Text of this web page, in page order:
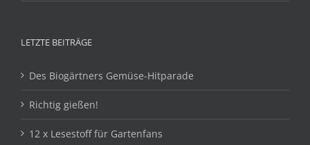
LETZTE BEITRÄGE
Des Biogärtners Gemüse-Hitparade
Richtig gießen!
12 x Lesestoff für Gartenfans